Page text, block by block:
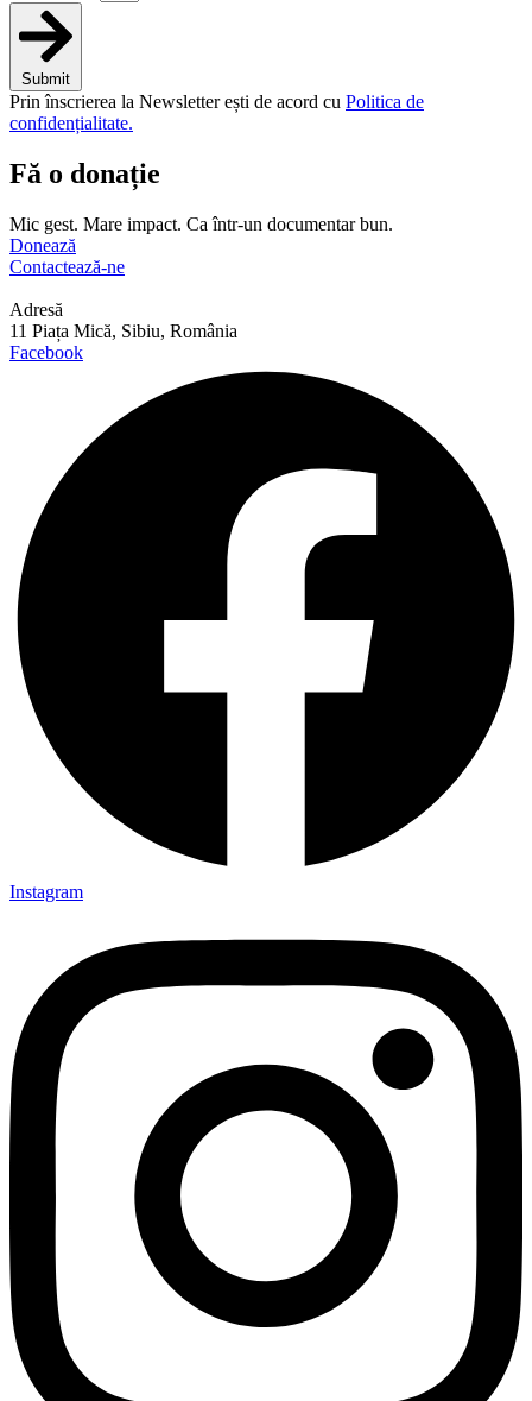
Submit
Prin înscrierea la Newsletter ești de acord cu Politica de
confidențialitate.
Fă o donație
Mic gest. Mare impact. Ca într-un documentar bun.
Donează
Contactează-ne
Adresă
11 Piața Mică, Sibiu, România
Facebook
Instagram